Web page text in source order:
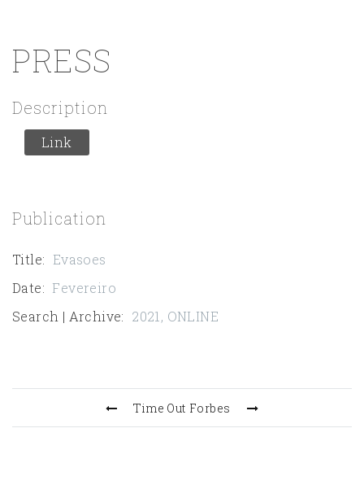
PRESS
Description
Link
Publication
Title: Evasoes
Date: Fevereiro
Search | Archive: 2021 , ONLINE
Time Out Forbes